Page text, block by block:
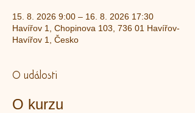
15. 8. 2026 9:00 – 16. 8. 2026 17:30
Havířov 1, Chopinova 103, 736 01 Havířov-
Havířov 1, Česko
O události
O kurzu